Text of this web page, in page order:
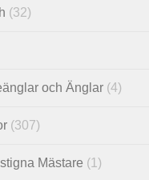
(32)
och Änglar (4)
(307)
Mästare (1)